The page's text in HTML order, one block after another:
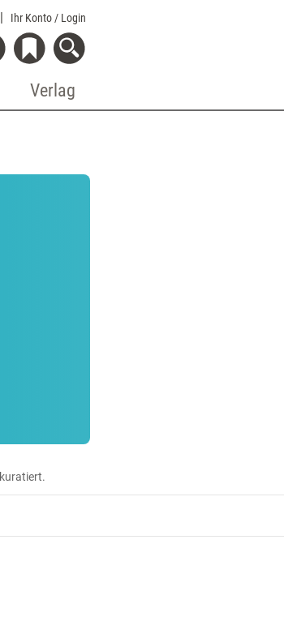
Ihr Konto / Login
Verlag
kuratiert.